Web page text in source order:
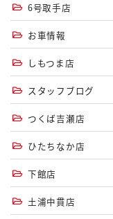
6号取手店
お車情報
しもつま店
スタッフブログ
つくば吉瀬店
ひたちなか店
下館店
土浦中貫店